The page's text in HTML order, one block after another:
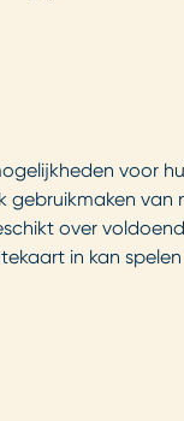
gebruikmaken
over
in kan